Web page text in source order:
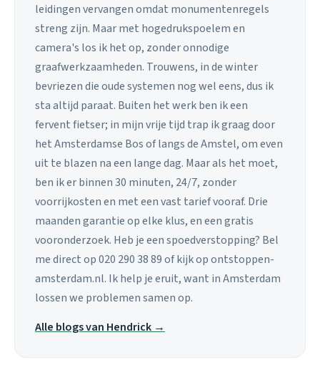
leidingen vervangen omdat monumentenregels
streng zijn. Maar met hogedrukspoelem en
camera's los ik het op, zonder onnodige
graafwerkzaamheden. Trouwens, in de winter
bevriezen die oude systemen nog wel eens, dus ik
sta altijd paraat. Buiten het werk ben ik een
fervent fietser; in mijn vrije tijd trap ik graag door
het Amsterdamse Bos of langs de Amstel, om even
uit te blazen na een lange dag. Maar als het moet,
ben ik er binnen 30 minuten, 24/7, zonder
voorrijkosten en met een vast tarief vooraf. Drie
maanden garantie op elke klus, en een gratis
vooronderzoek. Heb je een spoedverstopping? Bel
me direct op 020 290 38 89 of kijk op ontstoppen-
amsterdam.nl. Ik help je eruit, want in Amsterdam
lossen we problemen samen op.
Alle blogs van Hendrick →